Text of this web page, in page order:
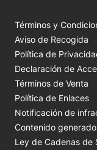
Términos y
Aviso de Recogida
Política de
Declaración de
Términos de Venta
Política de Enlaces
Notificación de
Contenido
Ley de Cadenas de